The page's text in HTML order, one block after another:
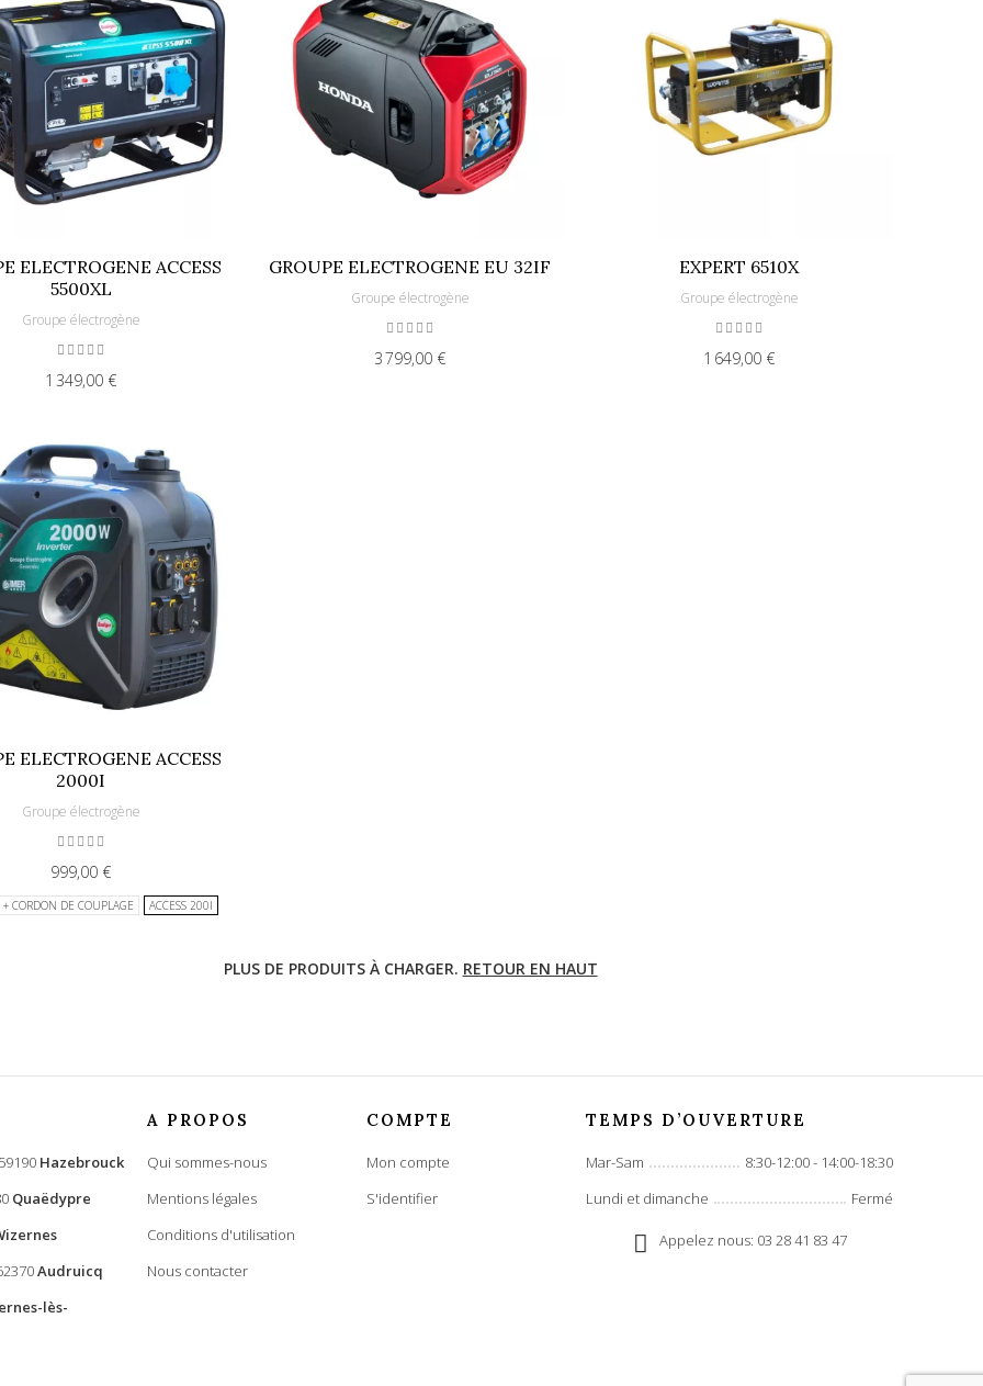
ELECTROGENE ACCESS
5500XL
Groupe électrogène
1 349,00 €
GROUPE ELECTROGENE EU 32IF
Groupe électrogène
3 799,00 €
EXPERT 6510X
Groupe électrogène
1 649,00 €
ELECTROGENE ACCESS
2000I
Groupe électrogène
999,00 €
+ CORDON DE COUPLAGE ACCESS 200I
PLUS DE PRODUITS À CHARGER. RETOUR EN HAUT
Hazebrouck
Quaëdypre
Audruicq
lès-
A PROPOS
Qui sommes-nous
Mentions légales
Conditions d'utilisation
Nous contacter
COMPTE
Mon compte
S'identifier
TEMPS D’OUVERTURE
Mar-Sam
8:30-12:00 - 14:00-18:30
Lundi et dimanche
Fermé
Appelez nous: 03 28 41 83 47